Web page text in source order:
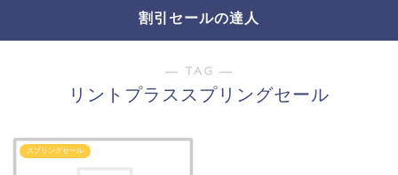
割引セールの達人
― TAG ―
リントプラススプリングセール
スプリングセール